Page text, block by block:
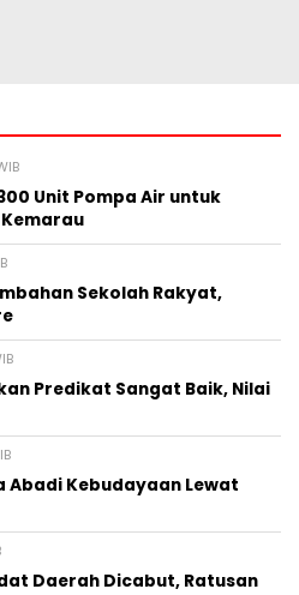
Unit Pompa Air untuk
Sekolah Rakyat,
Predikat Sangat Baik, Nilai
Abadi Kebudayaan Lewat
Daerah Dicabut, Ratusan